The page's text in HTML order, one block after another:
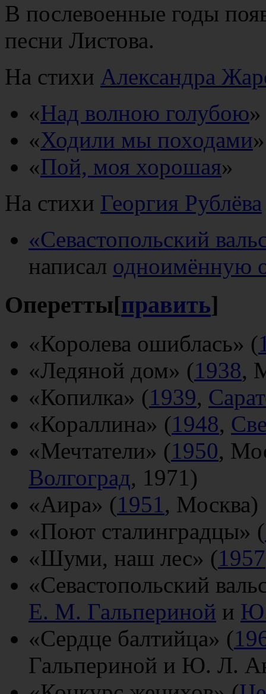
В послевоенные годы
песни Листова.
На стихи Александра
«Над волною голубою»
«Ходили мы походами»
«Пой, моя хорошая»
На стихи Георгия Рублёва
«Севастопольский
написал одноимённую
Оперетты[править]
«Королева ошиблась» (
«Ледяной дом» (1938,
«Копилка» (1939,
«Кораллина» (1948,
«Мечтатели» (1950,
Волгоград, 1971)
«Аира» (1951 , Москва)
«Поют сталинградцы» (
«Шуми, наш лес» (1957
«Севастопольский
Е. М. Гальпериной и Ю.
«Сердце балтийца» (
Гальпериной и Ю. Л.